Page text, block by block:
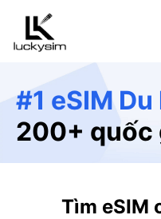
#1 eSIM
200+ quốc
Tìm eSIM